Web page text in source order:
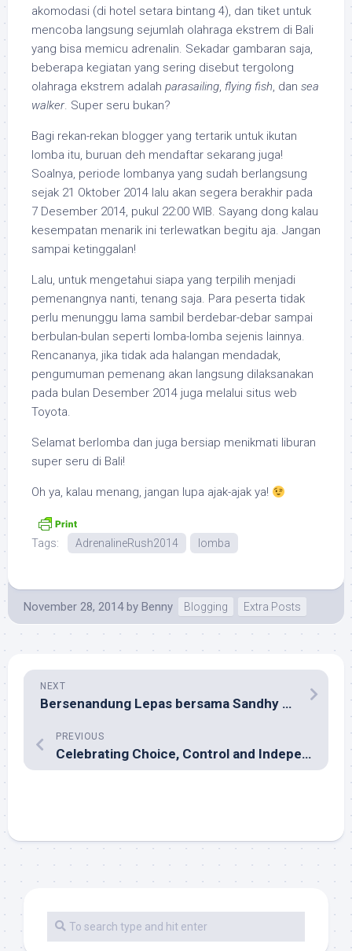
akomodasi (di hotel setara bintang 4), dan tiket untuk
mencoba langsung sejumlah olahraga ekstrem di Bali
yang bisa memicu adrenalin. Sekadar gambaran saja,
beberapa kegiatan yang sering disebut tergolong
olahraga ekstrem adalah parasailing, flying fish, dan sea
walker. Super seru bukan?
Bagi rekan-rekan blogger yang tertarik untuk ikutan
lomba itu, buruan deh mendaftar sekarang juga!
Soalnya, periode lombanya yang sudah berlangsung
sejak 21 Oktober 2014 lalu akan segera berakhir pada
7 Desember 2014, pukul 22:00 WIB. Sayang dong kalau
kesempatan menarik ini terlewatkan begitu aja. Jangan
sampai ketinggalan!
Lalu, untuk mengetahui siapa yang terpilih menjadi
pemenangnya nanti, tenang saja. Para peserta tidak
perlu menunggu lama sambil berdebar-debar sampai
berbulan-bulan seperti lomba-lomba sejenis lainnya.
Rencananya, jika tidak ada halangan mendadak,
pengumuman pemenang akan langsung dilaksanakan
pada bulan Desember 2014 juga melalui situs web
Toyota.
Selamat berlomba dan juga bersiap menikmati liburan
super seru di Bali!
Oh ya, kalau menang, jangan lupa ajak-ajak ya!
Tags: AdrenalineRush2014 lomba
November 28, 2014 by Benny Blogging Extra Posts
NEXT
Bersenandung Lepas bersama Sandhy Sondoro lewat Vulnerability
PREVIOUS
Celebrating Choice, Control and Independence on the Web